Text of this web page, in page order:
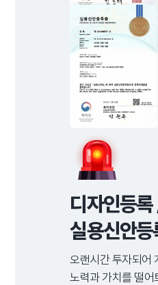
디자인등록
실용신안등
오랜시간 투자되어
노력과 가치를 떨어